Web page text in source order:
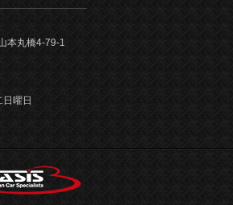
本丸橋4-79-1
曜日